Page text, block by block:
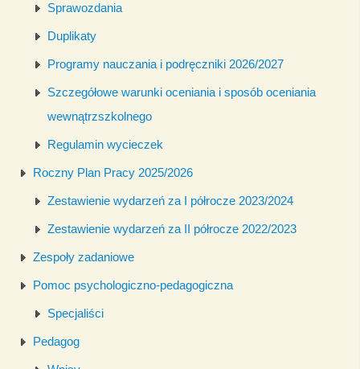
Sprawozdania
Duplikaty
Programy nauczania i podręczniki 2026/2027
Szczegółowe warunki oceniania i sposób oceniania
wewnątrzszkolnego
Regulamin wycieczek
Roczny Plan Pracy 2025/2026
Zestawienie wydarzeń za I półrocze 2023/2024
Zestawienie wydarzeń za II półrocze 2022/2023
Zespoły zadaniowe
Pomoc psychologiczno-pedagogiczna
Specjaliści
Pedagog